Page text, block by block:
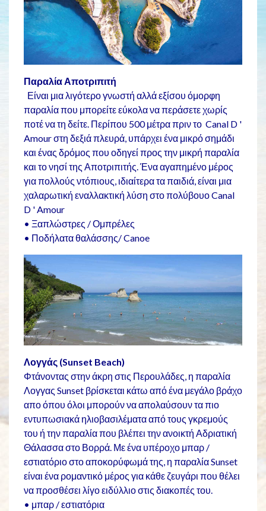
Παραλία Αποτριπιτή
Είναι μια λιγότερο γνωστή αλλά εξίσου όμορφη
παραλία που μπορείτε εύκολα να περάσετε χωρίς
ποτέ να τη δείτε. Περίπου 500 μέτρα πριν το Canal D '
Amour στη δεξιά πλευρά, υπάρχει ένα μικρό σημάδι
και ένας δρόμος που οδηγεί προς την μικρή παραλία
και το νησί της Αποτριπιτής. Ένα αγαπημένο μέρος
για πολλούς ντόπιους, ιδιαίτερα τα παιδιά, είναι μια
χαλαρωτική εναλλακτική λύση στο πολύβουο Canal
D ' Amour
• Ξαπλώστρες / Ομπρέλες
• Ποδήλατα θαλάσσης/ Canoe
Λογγάς (Sunset Beach)
Φτάνοντας στην άκρη στις Περουλάδες, η παραλία
Λογγας Sunset βρίσκεται κάτω από ένα μεγάλο βράχο
απο όπου όλοι μπορούν να απολαύσουν τα πιο
εντυπωσιακά ηλιοβασιλέματα από τους γκρεμούς
του ή την παραλία που βλέπει την ανοικτή Αδριατική
Θάλασσα στο Βορρά. Με ένα υπέροχο μπαρ /
εστιατόριο στο αποκορύφωμά της, η παραλία Sunset
είναι ένα ρομαντικό μέρος για κάθε ζευγάρι που θέλει
να προσθέσει λίγο ειδύλλιο στις διακοπές του.
• μπαρ / εστιατόρια